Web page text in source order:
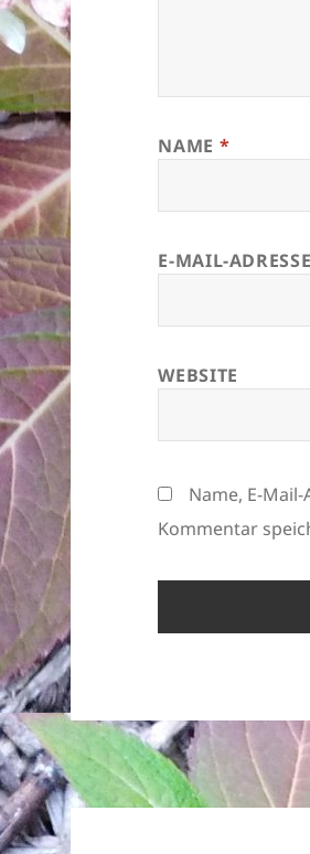
NAME *
E-MAIL-ADRESSE
WEBSITE
Name, E-
Kommentar
Beitragsnavigation